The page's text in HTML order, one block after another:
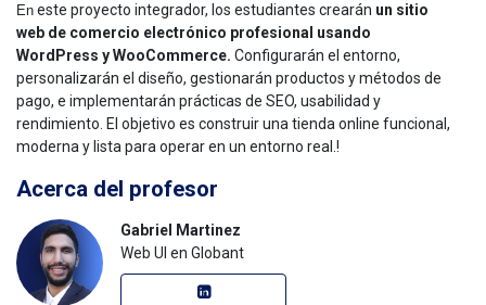
En este proyecto integrador, los estudiantes crearán un sitio
web de comercio electrónico profesional usando
WordPress y WooCommerce. Configurarán el entorno,
personalizarán el diseño, gestionarán productos y métodos de
pago, e implementarán prácticas de SEO, usabilidad y
rendimiento. El objetivo es construir una tienda online funcional,
moderna y lista para operar en un entorno real.!
Acerca del profesor
Gabriel Martinez
Web UI en Globant